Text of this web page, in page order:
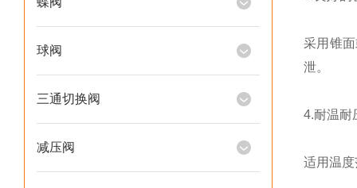
球阀
三通切换阀
减压阀
采用锥
泄。
4.耐温耐
适用温